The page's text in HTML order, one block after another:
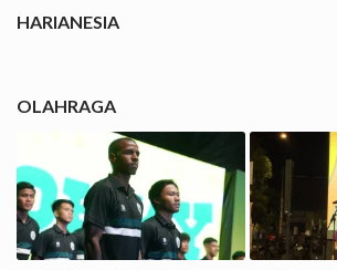
HARIANESIA
OLAHRAGA